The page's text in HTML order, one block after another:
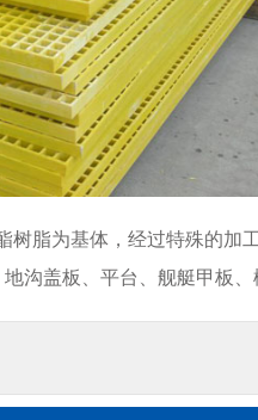
脂为基体，经过特殊的加
沟盖板、平台、舰艇甲板、